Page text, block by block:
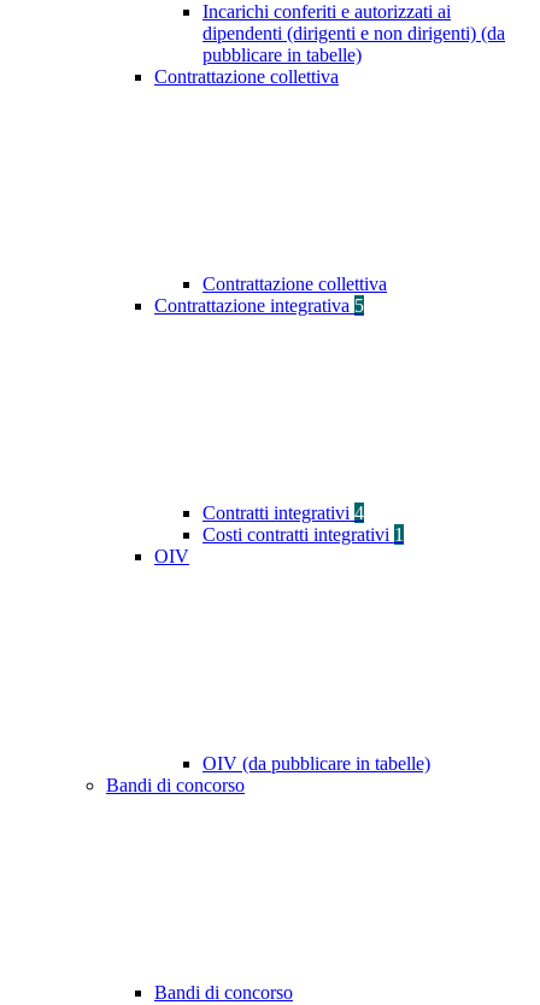
Incarichi conferiti e autorizzati ai
dipendenti (dirigenti e non dirigenti) (da
pubblicare in tabelle)
Contrattazione collettiva
Contrattazione collettiva
Contrattazione integrativa 5
Contratti integrativi 4
Costi contratti integrativi 1
OIV
OIV (da pubblicare in tabelle)
Bandi di concorso
Bandi di concorso